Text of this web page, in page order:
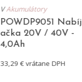
VAkumulátory
POWDP9051 Nabíj
ačka 20V / 40V -
4,0Ah
33,29 € vrátane DPH